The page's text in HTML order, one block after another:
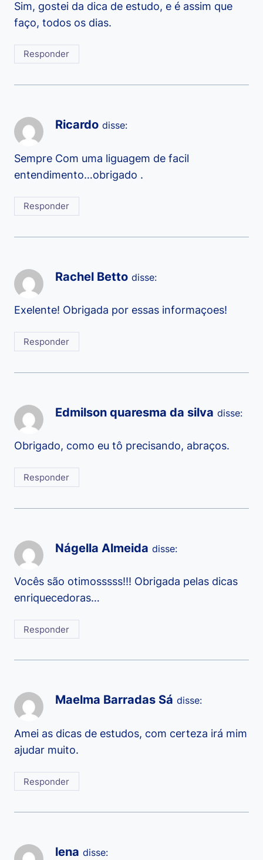
Sim, gostei da dica de estudo, e é assim que
faço, todos os dias.
Responder
Ricardo disse:
Sempre Com uma liguagem de facil
entendimento…obrigado .
Responder
Rachel Betto disse:
Exelente! Obrigada por essas informaçoes!
Responder
Edmilson quaresma da silva disse:
Obrigado, como eu tô precisando, abraços.
Responder
Nágella Almeida disse:
Vocês são otimosssss!!! Obrigada pelas dicas
enriquecedoras…
Responder
Maelma Barradas Sá disse:
Amei as dicas de estudos, com certeza irá mim
ajudar muito.
Responder
lena disse: